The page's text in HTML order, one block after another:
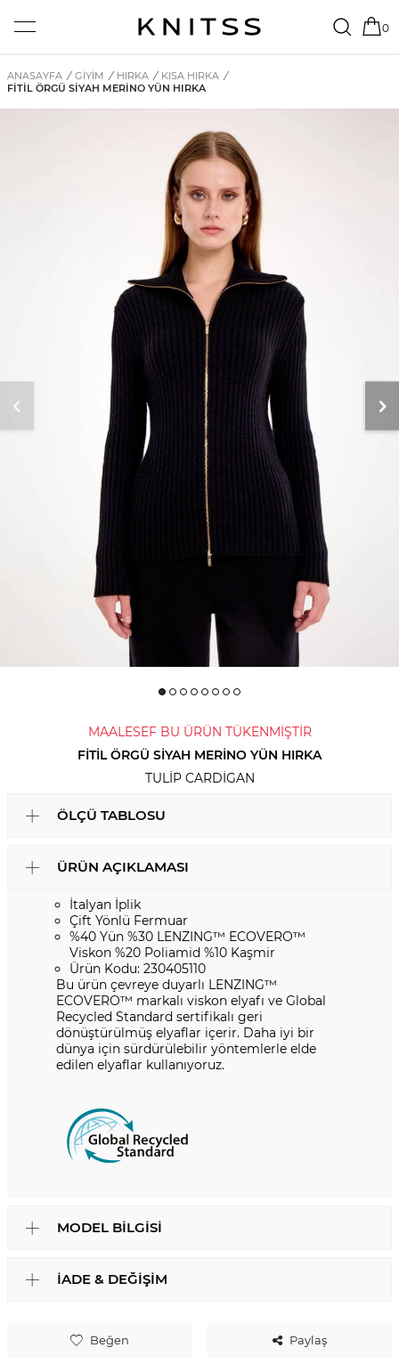
0
ANASAYFA / GİYİM / HIRKA / KISA HIRKA /
FITIL ÖRGÜ SIYAH MERINO YÜN HIRKA
MAALESEF BU ÜRÜN TÜKENMİŞTİR
FITIL ÖRGÜ SIYAH MERINO YÜN HIRKA
TULIP CARDIGAN
Beğen Paylaş
ÖLÇÜ TABLOSU
ÜRÜN AÇIKLAMASI
İtalyan İplik
Çift Yönlü Fermuar
%40 Yün %30 LENZING™ ECOVERO™
Viskon %20 Poliamid %10 Kaşmir
Ürün Kodu: 230405110
Bu ürün çevreye duyarlı LENZING™️
ECOVERO™️ markalı viskon elyafı ve Global
Recycled Standard sertifikalı geri
dönüştürülmüş elyaflar içerir. Daha iyi bir
dünya için sürdürülebilir yöntemlerle elde
edilen elyaflar kullanıyoruz.
MODEL BILGISI
İADE & DEĞIŞIM